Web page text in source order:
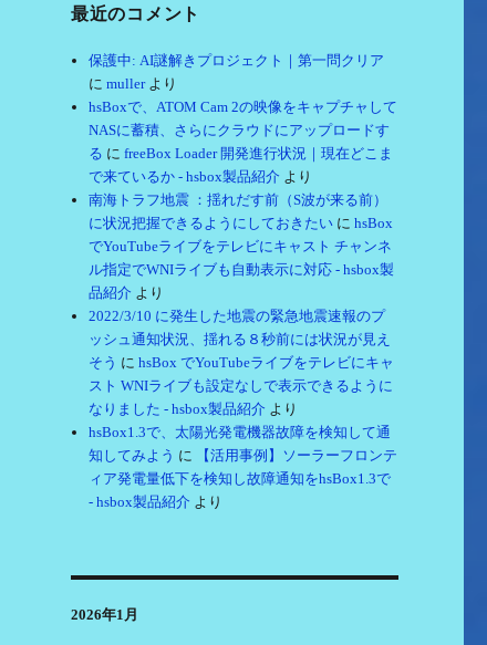
最近のコメント
保護中: AI謎解きプロジェクト｜第一問クリア
にmullerより
hsBoxで、ATOM Cam 2の映像をキャプチャして
NASに蓄積、さらにクラウドにアップロードす
る にfreeBox Loader 開発進行状況｜現在どこま
で来ているか - hsbox製品紹介 より
南海トラフ地震 ：揺れだす前（S波が来る前）
に状況把握できるようにしておきたい にhsBox
でYouTubeライブをテレビにキャスト チャンネ
ル指定でWNIライブも自動表示に対応 - hsbox製
品紹介 より
2022/3/10 に発生した地震の緊急地震速報のプ
ッシュ通知状況、揺れる８秒前には状況が見え
そう にhsBox でYouTubeライブをテレビにキャ
スト WNIライブも設定なしで表示できるように
なりました - hsbox製品紹介 より
hsBox1.3で、太陽光発電機器故障を検知して通
知してみよう に
【活用事例】ソーラーフロンテ
ィア発電量低下を検知し故障通知をhsBox1.3で
- hsbox製品紹介 より
2026年1月